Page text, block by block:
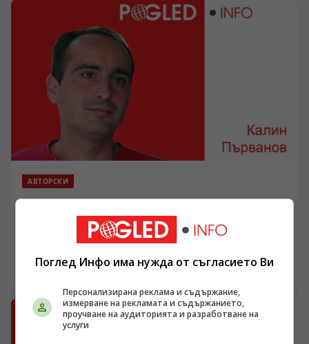
АВТОРСКИ
БСП се разчекна на всички страни и тупна от
/Поглед.инфо/ Защо социалистите пуснаха ръце в
28.03.2017 06:39
Поглед Инфо има нужда от съгласието Ви
Персонализирана реклама и съдържание,
измерване на рекламата и съдържанието,
проучване на аудиторията и разработване на
услуги